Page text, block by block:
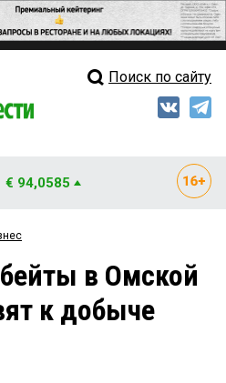
Свежий выпуск
Рейтинги
Блоги
Поиск по сайту
€ 94,0585
в Омской
к добыче